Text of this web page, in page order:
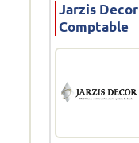
Jarzis
Comptable